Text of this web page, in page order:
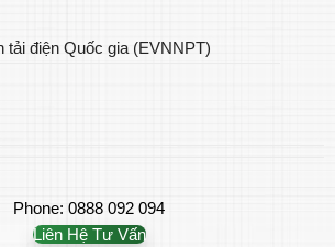
tải điện Quốc gia (EVNNPT)
Phone: 0888 092 094
Liên Hệ Tư Vấn